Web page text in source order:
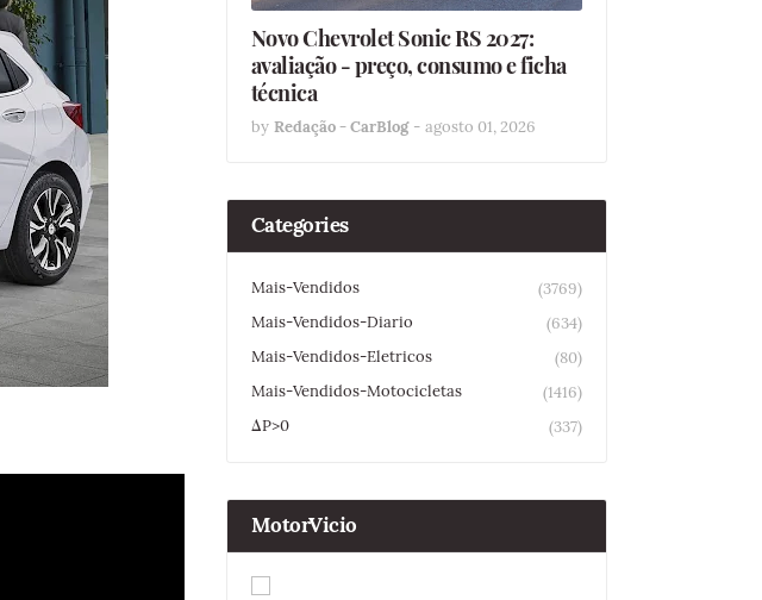
Novo Chevrolet Sonic RS 2027:
avaliação - preço, consumo e ficha
técnica
by Redação - CarBlog - agosto 01, 2026
Categories
Mais-Vendidos
(3769)
Mais-Vendidos-Diario
(634)
Mais-Vendidos-Eletricos
(80)
Mais-Vendidos-Motocicletas
(1416)
ΔP>0
(337)
MotorVicio